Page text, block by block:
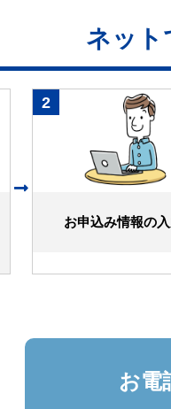
ネット
2
お申込み情報の
お電